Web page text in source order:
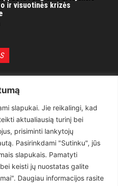
slapukai. Jie reikalingi, kad
aktualiausią turinį bei
prisiminti lankytojų
Pasirinkdami "Sutinku", jūs
slapukais. Pamatyti
keisti jų nuostatas galite
Daugiau informacijos rasite
ir visuotinės krizės
1497
619